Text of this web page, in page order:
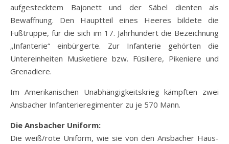
aufgestecktem Bajonett und der Säbel dienten als
Bewaffnung. Den Hauptteil eines Heeres bildete die
Fußtruppe, für die sich im 17. Jahrhundert die Bezeichnung
„Infanterie“ einbürgerte. Zur Infanterie gehörten die
Untereinheiten Musketiere bzw. Füsiliere, Pikeniere und
Grenadiere.
Im Amerikanischen Unabhängigkeitskrieg kämpften zwei
Ansbacher Infanterieregimenter zu je 570 Mann.
Die Ansbacher Uniform:
Die weiß/rote Uniform, wie sie von den Ansbacher Haus-